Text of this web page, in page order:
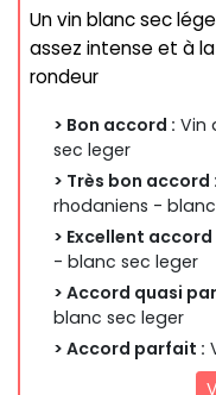
Un vin blanc sec
assez intense et à
rondeur
> Bon accord : Vin
sec leger
> Très bon accord :
rhodaniens -
> Excellent accord
- blanc sec leger
> Accord quasi
blanc sec leger
> Accord parfait :